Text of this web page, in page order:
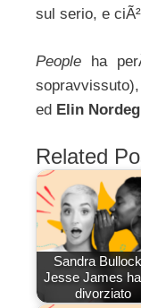
sul serio, e
People ha
sopravvissuto),
ed Elin
Related
Sandra
Jesse James
divorziato